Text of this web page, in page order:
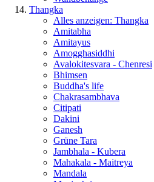
Thangka
Alles anzeigen: Thangka
Amitabha
Amitayus
Amogghasiddhi
Avalokitesvara - Chenresi
Bhimsen
Buddha's life
Chakrasambhava
Citipati
Dakini
Ganesh
Grüne Tara
Jambhala - Kubera
Mahakala - Maitreya
Mandala